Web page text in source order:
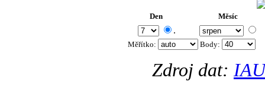
Den Měsíc
.
Měřítko: Body:
Zdroj dat: